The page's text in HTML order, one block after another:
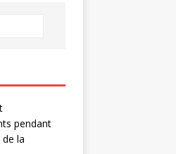
pendant
la